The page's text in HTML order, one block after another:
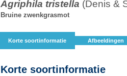
Agriphila tristella (Denis &
Bruine zwenkgrasmot
Korte soortinformatie Afbeeldingen
Korte soortinformatie